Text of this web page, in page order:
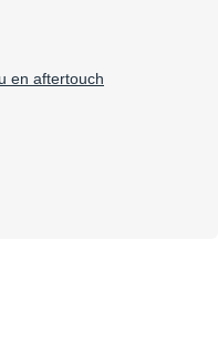
en aftertouch